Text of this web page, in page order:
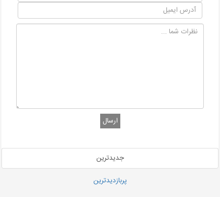
ارسال
جدیدترین
پربازدیدترین